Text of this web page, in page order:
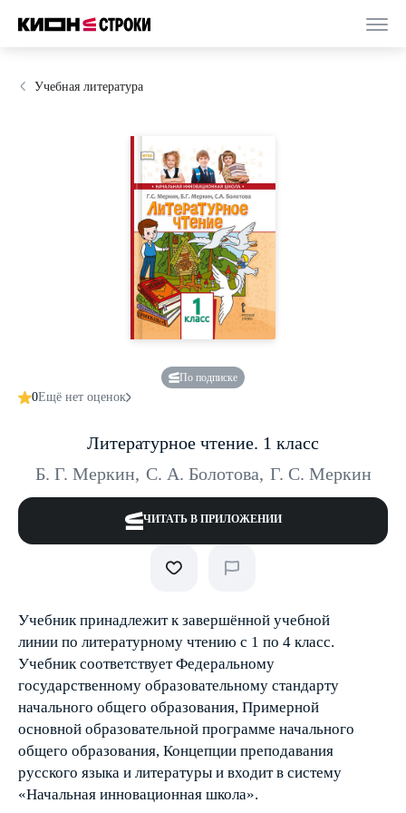
Учебная литература
По подписке
0Ещё нет оценок
Литературное чтение. 1 класс
Б. Г. Меркин, С. А. Болотова, Г. С. Меркин
ЧИТАТЬ В ПРИЛОЖЕНИИ
Учебник принадлежит к завершённой учебной
линии по литературному чтению с 1 по 4 класс.
Учебник соответствует Федеральному
государственному образовательному стандарту
начального общего образования, Примерной
основной образовательной программе начального
общего образования, Концепции преподавания
русского языка и литературы и входит в систему
«Начальная инновационная школа».